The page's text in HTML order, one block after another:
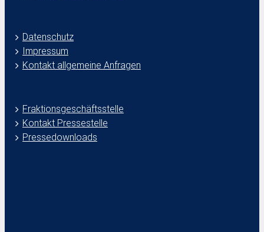
Datenschutz
Impressum
Kontakt allgemeine Anfragen
Fraktionsgeschäftsstelle
Kontakt Pressestelle
Pressedownloads